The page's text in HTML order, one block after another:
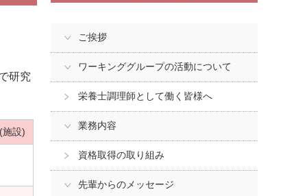
研究
施設)
ご挨拶
ワーキンググループの活動について
栄養士調理師として働く皆様へ
業務内容
資格取得の取り組み
先輩からのメッセージ